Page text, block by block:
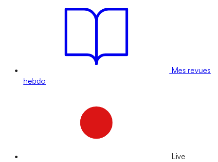
Mes revues
hebdo
Live